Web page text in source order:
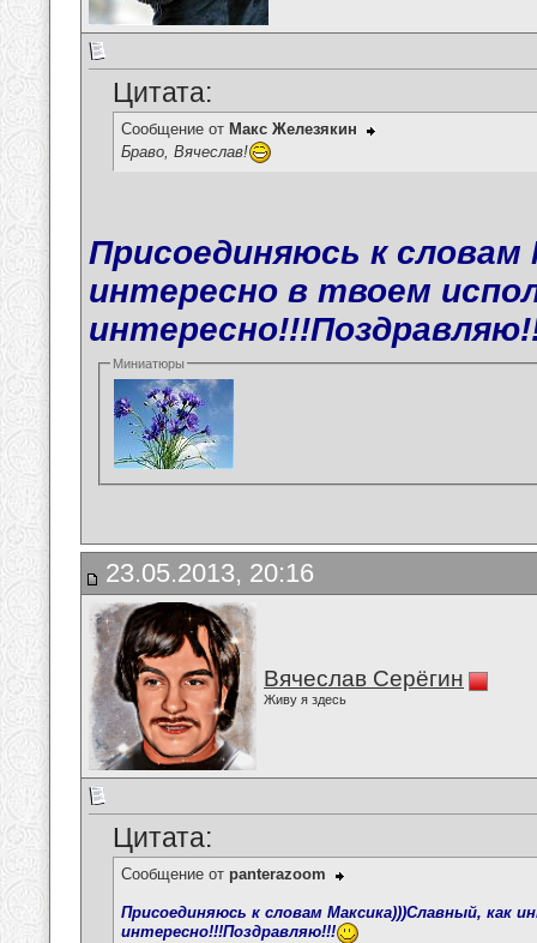
Цитата:
Сообщение от Макс Железякин
Браво, Вячеслав!
Присоединяюсь к словам
интересно в твоем
Миниатюры
23.05.2013, 20:16
Вячеслав Серёгин
Живу я здесь
Цитата:
Сообщение от panterazoom
Присоединяюсь к словам Максика)))Славный, как
интересно!!!Поздравляю!!!